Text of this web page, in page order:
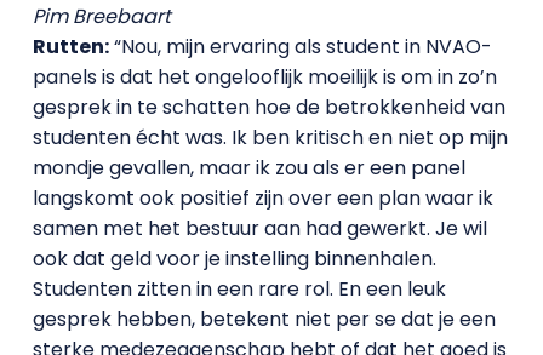
Pim Breebaart
Rutten:“Nou, mijn ervaring als student in NVAO-
panels is dat het ongelooflijk moeilijk is om in zo’n
gesprek in te schatten hoe de betrokkenheid van
studenten écht was. Ik ben kritisch en niet op mijn
mondje gevallen, maar ik zou als er een panel
langskomt ook positief zijn over een plan waar ik
samen met het bestuur aan had gewerkt. Je wil
ook dat geld voor je instelling binnenhalen.
Studenten zitten in een rare rol. En een leuk
gesprek hebben, betekent niet per se dat je een
sterke medezeggenschap hebt of dat het goed is